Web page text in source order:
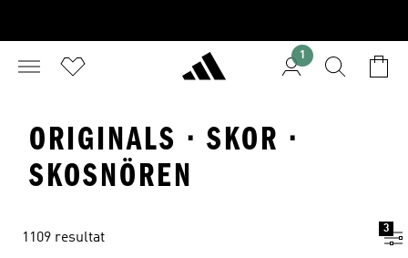
1
ORIGINALS · SKOR ·
SKOSNÖREN
1109 resultat
3